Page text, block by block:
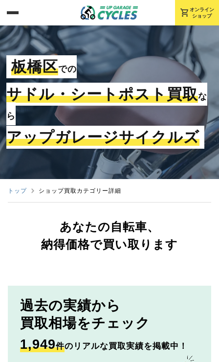
shopping_cart オンライン
ショップ
板橋区での
サドル・シートポスト買取な
ら
アップガレージサイクルズ
トップ ショップ買取カテゴリー詳細
あなたの自転車、
納得価格で買い取ります
過去の実績から
買取相場をチェック
1,949件のリアルな買取実績を掲載中！